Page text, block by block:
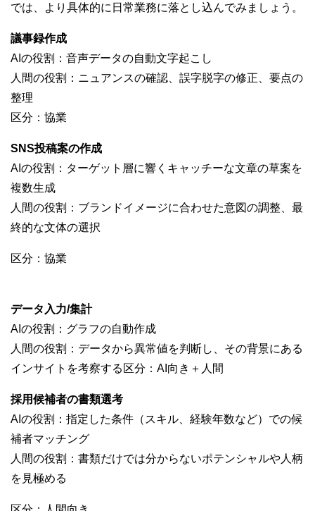
では、より具体的に日常業務に落とし込んでみましょう。
議事録作成
AIの役割：音声データの自動文字起こし
人間の役割：ニュアンスの確認、誤字脱字の修正、要点の
整理
区分：協業
SNS投稿案の作成
AIの役割：ターゲット層に響くキャッチーな文章の草案を
複数生成
人間の役割：ブランドイメージに合わせた意図の調整、最
終的な文体の選択
区分：協業
データ入力/集計
AIの役割：グラフの自動作成
人間の役割：データから異常値を判断し、その背景にある
インサイトを考察する区分：AI向き＋人間
採用候補者の書類選考
AIの役割：指定した条件（スキル、経験年数など）での候
補者マッチング
人間の役割：書類だけでは分からないポテンシャルや人柄
を見極める